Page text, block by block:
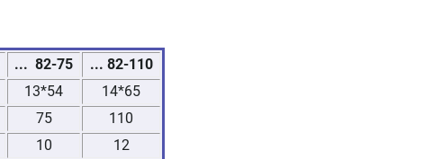
... 82-75
... 82-110
13*54
14*65
75
110
10
12